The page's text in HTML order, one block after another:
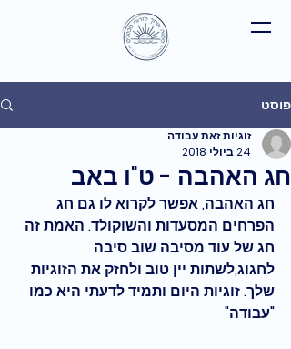
פוסט
חג האהבה - ט"ו באב
זוגיות זאת עבודה
24 ביולי 2018
חג האהבה, אפשר לקרוא לו גם חג
הפרחים המסעדות והשוקולד. האמת זה
חג של עוד מסיבה שוב סיבה
לחגוג,לשתות יין טוב ולחזק את הזוגיות
שלך. זוגיות היום ותמיד לדעתי היא כמו
"עבודה"